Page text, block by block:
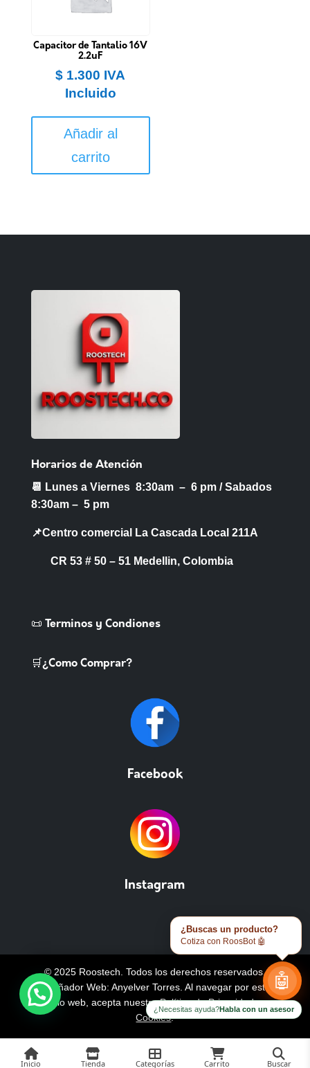
Capacitor de Tantalio 16V
2.2uF
$ 1.300 IVA
Incluido
Añadir al
carrito
Horarios de Atención
📆 Lunes a Viernes 8:30am – 6 pm /Sabados
8:30am – 5 pm
📌Centro comercial La Cascada Local 211A
CR 53 # 50 – 51 Medellin, Colombia
📜 Terminos y Condiones
🛒¿Como Comprar?
Facebook
Instagram
© 2025 Roostech. Todos los derechos reservados.
Diseñador Web: Anyelver Torres. Al navegar por este
sitio web, acepta nuestraPolítica de Privacidad y
Cookies.
Inicio Tienda Categorías Carrito Buscar
¿Buscas un producto?
Cotiza con RoosBot 🤖
🤖
¿Necesitas ayuda?Habla con un asesor